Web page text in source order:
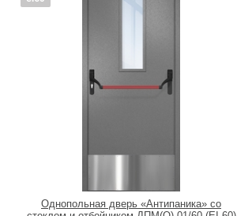
Однопольная дверь «Антипаника» со